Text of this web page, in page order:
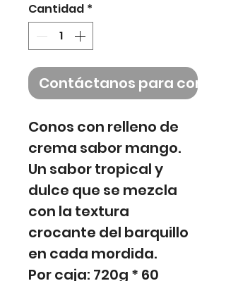
Cantidad *
Contáctanos para
Conos con relleno de
crema sabor mango.
Un sabor tropical y
dulce que se mezcla
con la textura
crocante del barquillo
en cada mordida.
Por caja: 720g * 60